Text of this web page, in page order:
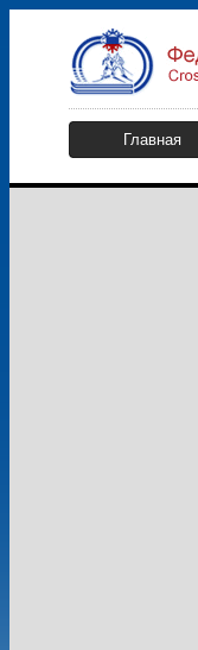
Главная